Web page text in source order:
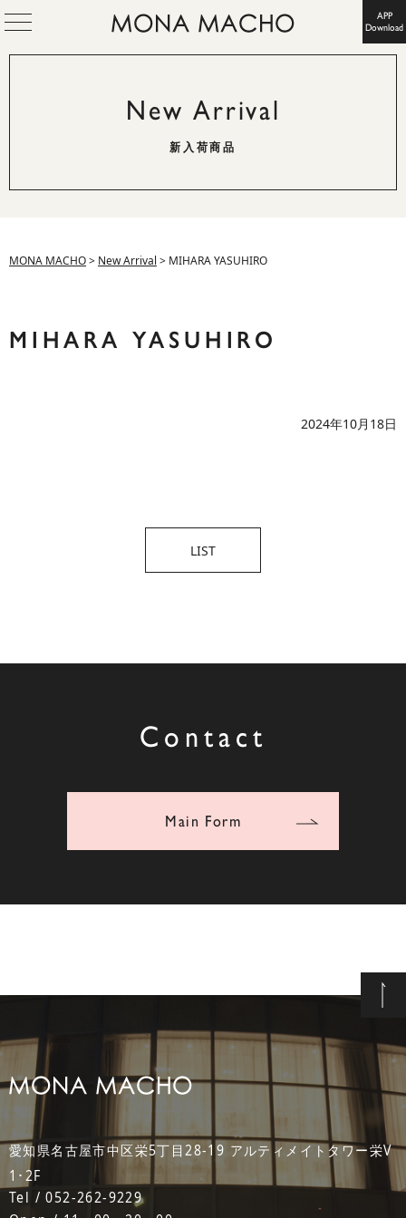
APP
Download
New Arrival
新入荷商品
MONA MACHO> New Arrival > MIHARA YASUHIRO
MIHARA YASUHIRO
2024年10月18日
LIST
Contact
Main Form
愛知県名古屋市中区栄5丁目28-19 アルティメイトタワー栄V
1･2F
Tel / 052-262-9229